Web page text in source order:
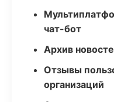
чат-бот
Архив
Отзывы
организаций